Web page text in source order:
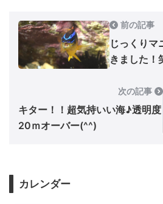
前の記事
じっくりマ
きました！
次の記事
キター！！超気持いい海♪透明度
20ｍオーバー(^^)
カレンダー